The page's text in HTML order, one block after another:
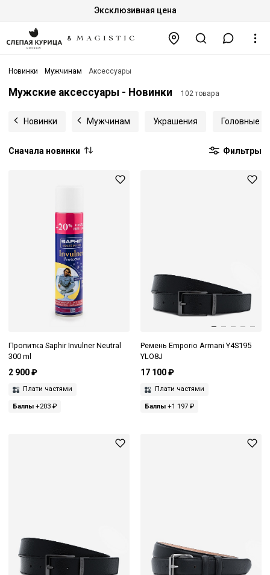
Эксклюзивная цена
Новинки Мужчинам Аксессуары
Мужские аксессуары - Новинки 102 товара
Новинки Мужчинам Украшения Головные
Сначала новинки Фильтры
Пропитка Saphir Invulner Neutral
300 ml
2 900 ₽
Плати частями
Баллы +203 ₽
Ремень Emporio Armani Y4S195
YLO8J
17 100 ₽
Плати частями
Баллы+1 197 ₽